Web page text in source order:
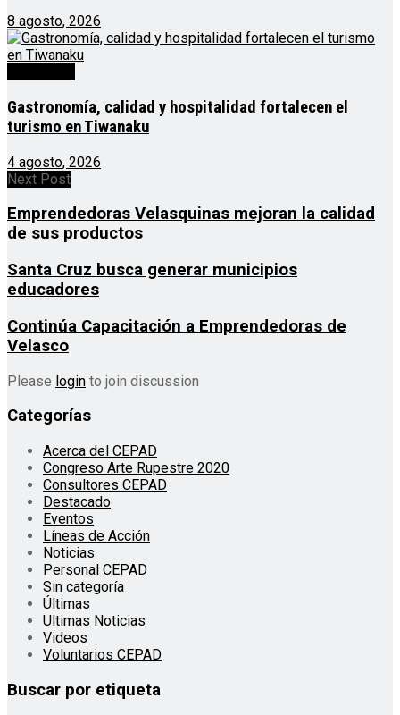
8 agosto, 2026
Gastronomía, calidad y hospitalidad fortalecen el
turismo en Tiwanaku
4 agosto, 2026
Next Post
Emprendedoras Velasquinas mejoran la calidad
de sus productos
Santa Cruz busca generar municipios
educadores
Continúa Capacitación a Emprendedoras de
Velasco
Please login to join discussion
Categorías
Acerca del CEPAD
Congreso Arte Rupestre 2020
Consultores CEPAD
Destacado
Eventos
Líneas de Acción
Noticias
Personal CEPAD
Sin categoría
Últimas
Ultimas Noticias
Videos
Voluntarios CEPAD
Buscar por etiqueta